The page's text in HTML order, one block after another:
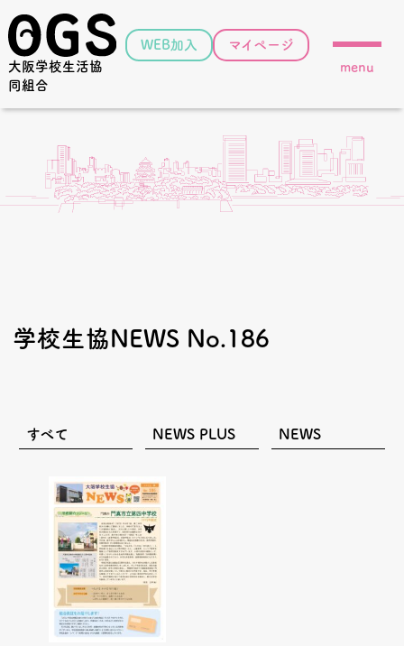
大阪学校生活協
同組合
WEB加入
マイページ
menu
学校生協NEWS No.186
すべて NEWS PLUS NEWS